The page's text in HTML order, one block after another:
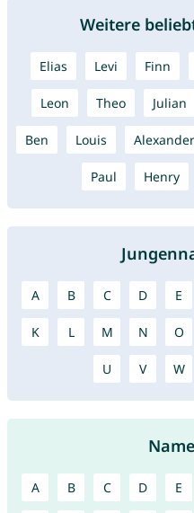
Weitere
Elias Levi Finn
Leon Theo Julian
Ben Louis Alexander
Paul Henry
A B C D E
K L M N O
U V W
A B C D E